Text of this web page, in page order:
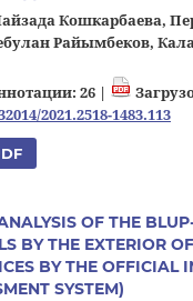
Кошкарбаева,
Райымбеков,
26 |
2021.2518-1483.113
OF THE
BY THE EXTERIOR
BY THE OFFICIAL
SYSTEM)